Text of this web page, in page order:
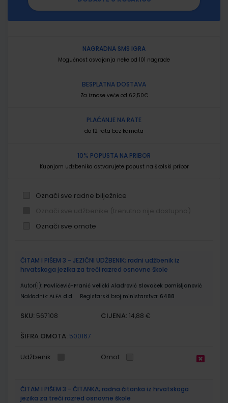
NAGRADNA SMS IGRA
Mogućnost osvajanja neke od 101 nagrade
BESPLATNA DOSTAVA
Za iznose veće od 62,50€
PLAĆANJE NA RATE
do 12 rata bez kamata
10% POPUSTA NA PRIBOR
Kupnjom udžbenika ostvarujete popust na školski pribor
Označi sve radne bilježnice
Označi sve omote
proizvodi
ČITAM I PIŠEM 3 - JEZIČNI UDŽBENIK; radni udžbenik iz
hrvatskoga jezika za treći razred osnovne škole
Autor(i): Pavličević-Franić Velički Aladrović Slovaček Domišljanović
Nakladnik: ALFA d.d. Registarski broj ministarstva: 6488
SKU: 567108 CIJENA: 14,88 €
ŠIFRA OMOTA: 500167
Udžbenik Omot
ČITAM I PIŠEM 3 - ČITANKA; radna čitanka iz hrvatskoga
jezika za treći razred osnovne škole